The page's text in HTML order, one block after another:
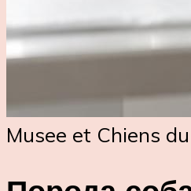
Musee et Chiens